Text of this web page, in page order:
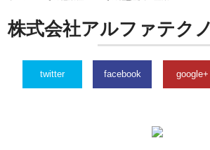
株式会社アルファテク
twitter facebook google+